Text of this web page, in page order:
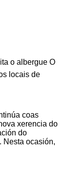
o albergue O
locais de
coas
xerencia do
do
Nesta ocasión,